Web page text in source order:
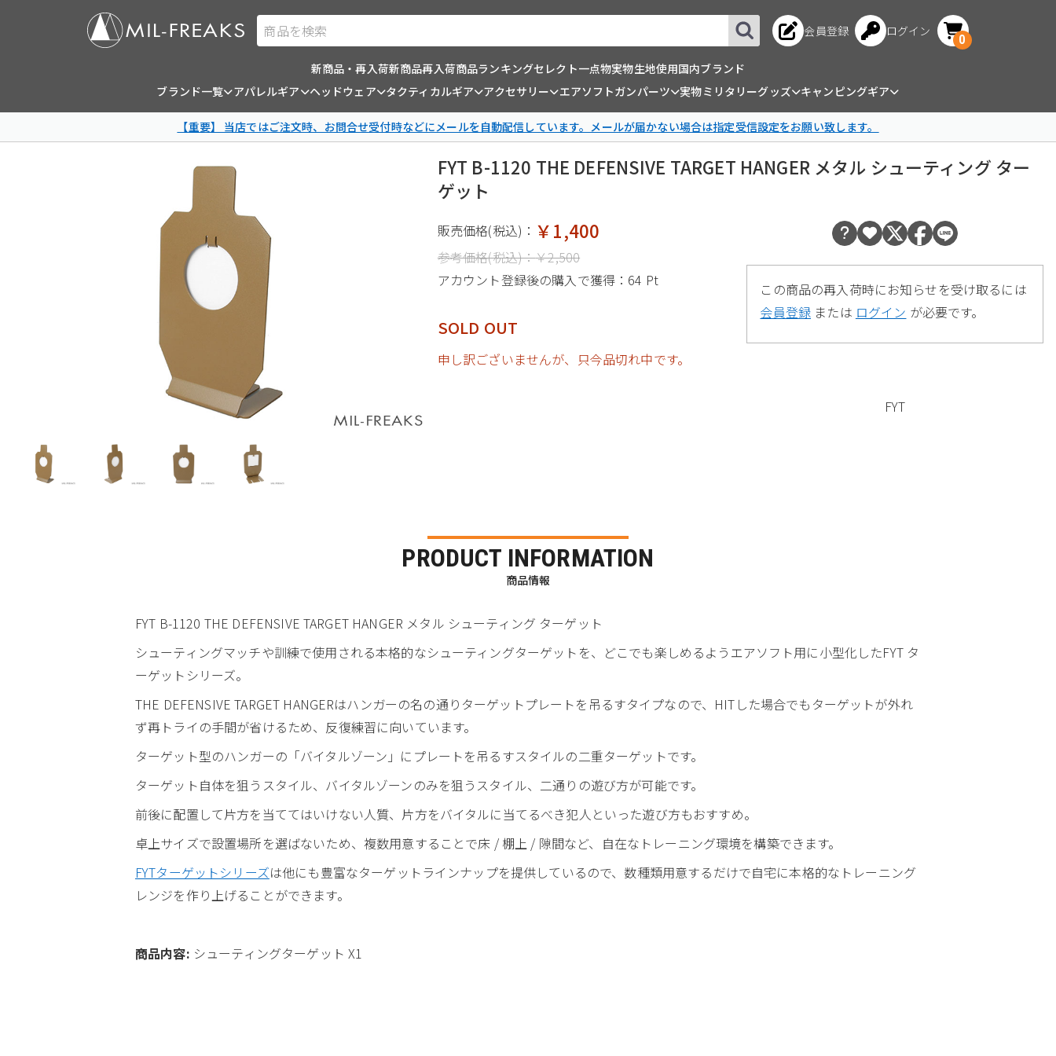
商品を検索 会員登録 ログイン
0
新商品・再入荷新商品再入荷商品ランキングセレクト一点物実物生地使用国内ブランド
ブランド一覧
アパレルギア ヘッドウェア タクティカルギア アクセサリー エアソフトガンパーツ 実物ミリタリーグッズ キャンピングギア
【重要】 当店ではご注文時、お問合せ受付時などにメールを自動配信しています。メールが届かない場合は指定受信設定をお願い致します。
FYT B-1120 THE DEFENSIVE TARGET HANGER メタル シューティング ター
ゲット
販売価格(税込)： ￥1,400
参考価格(税込)：￥2,500
アカウント登録後の購入で獲得： 64 Pt
SOLD OUT
申し訳ございませんが、只今品切れ中です。
この商品の再入荷時にお知らせを受け取るには
会員登録 または ログイン が必要です。
FYT
PRODUCT INFORMATION
商品情報
FYT B-1120 THE DEFENSIVE TARGET HANGER メタル シューティング ターゲット
シューティングマッチや訓練で使用される本格的なシューティングターゲットを、どこでも楽しめるようエアソフト用に小型化したFYT タ
ーゲットシリーズ。
THE DEFENSIVE TARGET HANGERはハンガーの名の通りターゲットプレートを吊るすタイプなので、HITした場合でもターゲットが外れ
ず再トライの手間が省けるため、反復練習に向いています。
ターゲット型のハンガーの「バイタルゾーン」にプレートを吊るすスタイルの二重ターゲットです。
ターゲット自体を狙うスタイル、バイタルゾーンのみを狙うスタイル、二通りの遊び方が可能です。
前後に配置して片方を当ててはいけない人質、片方をバイタルに当てるべき犯人といった遊び方もおすすめ。
卓上サイズで設置場所を選ばないため、複数用意することで床 / 棚上 / 隙間など、自在なトレーニング環境を構築できます。
FYTターゲットシリーズは他にも豊富なターゲットラインナップを提供しているので、数種類用意するだけで自宅に本格的なトレーニング
レンジを作り上げることができます。
商品内容: シューティングターゲット X1